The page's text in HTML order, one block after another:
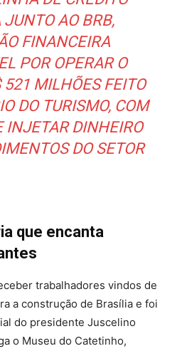
AO BRB,
FINANCEIRA
POR OPERAR O
521 MILHÕES FEITO
DO TURISMO, COM
INJETAR DINHEIRO
DO SETOR
que encanta
trabalhadores vindos de
a construção de Brasília e foi
do presidente Juscelino
o Museu do Catetinho,